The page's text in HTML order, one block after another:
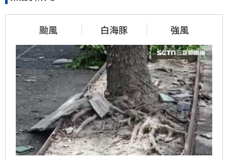
颱風 白海豚 強風